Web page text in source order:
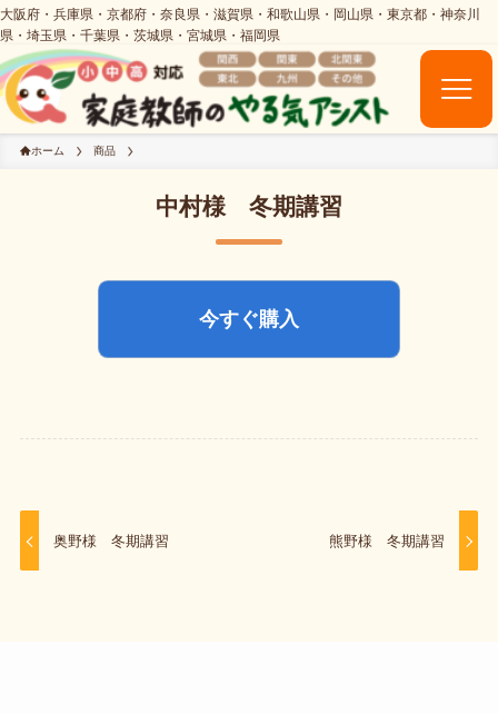
ホーム 商品
中村様 冬期講習
今すぐ購入
奥野様 冬期講習 熊野様 冬期講習